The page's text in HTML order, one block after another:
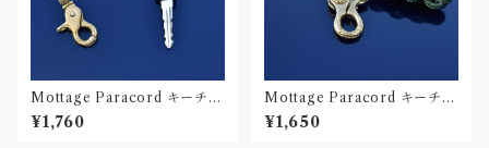
Mottage Paracord キーチェ
ーン 002
¥1,760
Mottage Paracord キーチェ
ーン 001
¥1,650